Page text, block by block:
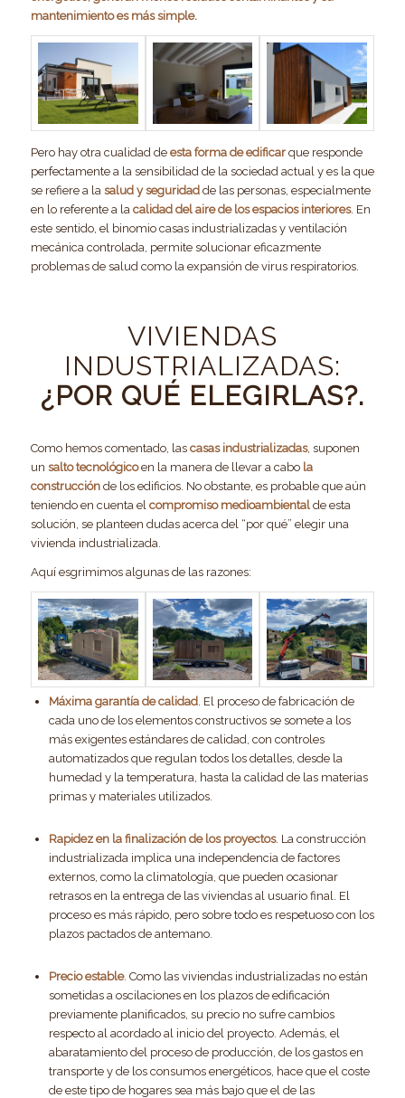
mantenimiento es más simple.
Pero hay otra cualidad de esta forma de edificar que responde
perfectamente a la sensibilidad de la sociedad actual y es la que
se refiere a la salud y seguridadde las personas, especialmente
en lo referente a la calidad del aire de los espacios interiores. En
este sentido, el binomio casas industrializadas y ventilación
mecánica controlada, permite solucionar eficazmente
problemas de salud como la expansión de virus respiratorios.
VIVIENDAS
INDUSTRIALIZADAS:
¿POR QUÉ ELEGIRLAS?.
Como hemos comentado, las casas industrializadas, suponen
un salto tecnológicoen la manera de llevar a cabo la
construcciónde los edificios. No obstante, es probable que aún
teniendo en cuenta el compromiso medioambientalde esta
solución, se planteen dudas acerca del “por qué” elegir una
vivienda industrializada.
Aquí esgrimimos algunas de las razones:
Máxima garantía de calidad. El proceso de fabricación de
cada uno de los elementos constructivos se somete a los
más exigentes estándares de calidad, con controles
automatizados que regulan todos los detalles, desde la
humedad y la temperatura, hasta la calidad de las materias
primas y materiales utilizados.
Rapidez en la finalización de los proyectos. La construcción
industrializada implica una independencia de factores
externos, como la climatología, que pueden ocasionar
retrasos en la entrega de las viviendas al usuario final. El
proceso es más rápido, pero sobre todo es respetuoso con los
plazos pactados de antemano.
Precio estable. Como las viviendas industrializadas no están
sometidas a oscilaciones en los plazos de edificación
previamente planificados, su precio no sufre cambios
respecto al acordado al inicio del proyecto. Además, el
abaratamiento del proceso de producción, de los gastos en
transporte y de los consumos energéticos, hace que el coste
de este tipo de hogares sea más bajo que el de las